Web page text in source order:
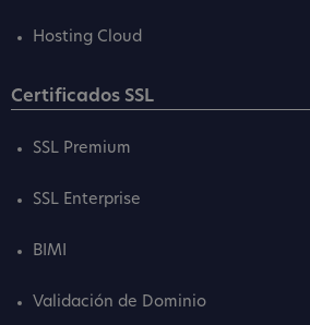
Hosting Cloud
Certificados SSL
SSL Premium
SSL Enterprise
BIMI
Validación de Dominio